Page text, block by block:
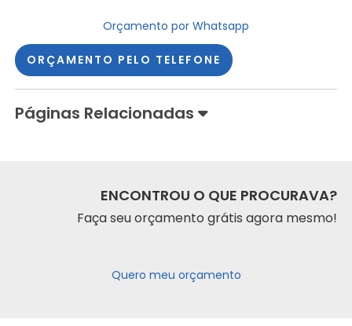
Orçamento por Whatsapp
ORÇAMENTO PELO TELEFONE
Páginas Relacionadas
ENCONTROU O QUE PROCURAVA?
Faça seu orçamento grátis agora mesmo!
Quero meu orçamento